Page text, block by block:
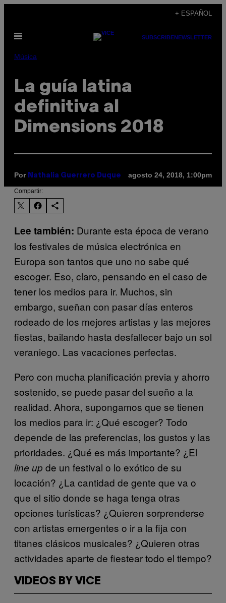
contenido
+ ESPAÑOL
Abrir
SUBSCRIBENEWSLETTER
Música
La guía latina
definitiva al
Dimensions 2018
Por Nathalia Guerrero Duque agosto 24, 2018, 1:00pm
Compartir:
Lee también: Durante esta época de verano
los festivales de música electrónica en
Europa son tantos que uno no sabe qué
escoger. Eso, claro, pensando en el caso de
tener los medios para ir. Muchos, sin
embargo, sueñan con pasar días enteros
rodeado de los mejores artistas y las mejores
fiestas, bailando hasta desfallecer bajo un sol
veraniego. Las vacaciones perfectas.
Pero con mucha planificación previa y ahorro
sostenido, se puede pasar del sueño a la
realidad. Ahora, supongamos que se tienen
los medios para ir: ¿Qué escoger? Todo
depende de las preferencias, los gustos y las
prioridades. ¿Qué es más importante? ¿El
line up de un festival o lo exótico de su
locación? ¿La cantidad de gente que va o
que el sitio donde se haga tenga otras
opciones turísticas? ¿Quieren sorprenderse
con artistas emergentes o ir a la fija con
titanes clásicos musicales? ¿Quieren otras
actividades aparte de fiestear todo el tiempo?
VIDEOS BY VICE